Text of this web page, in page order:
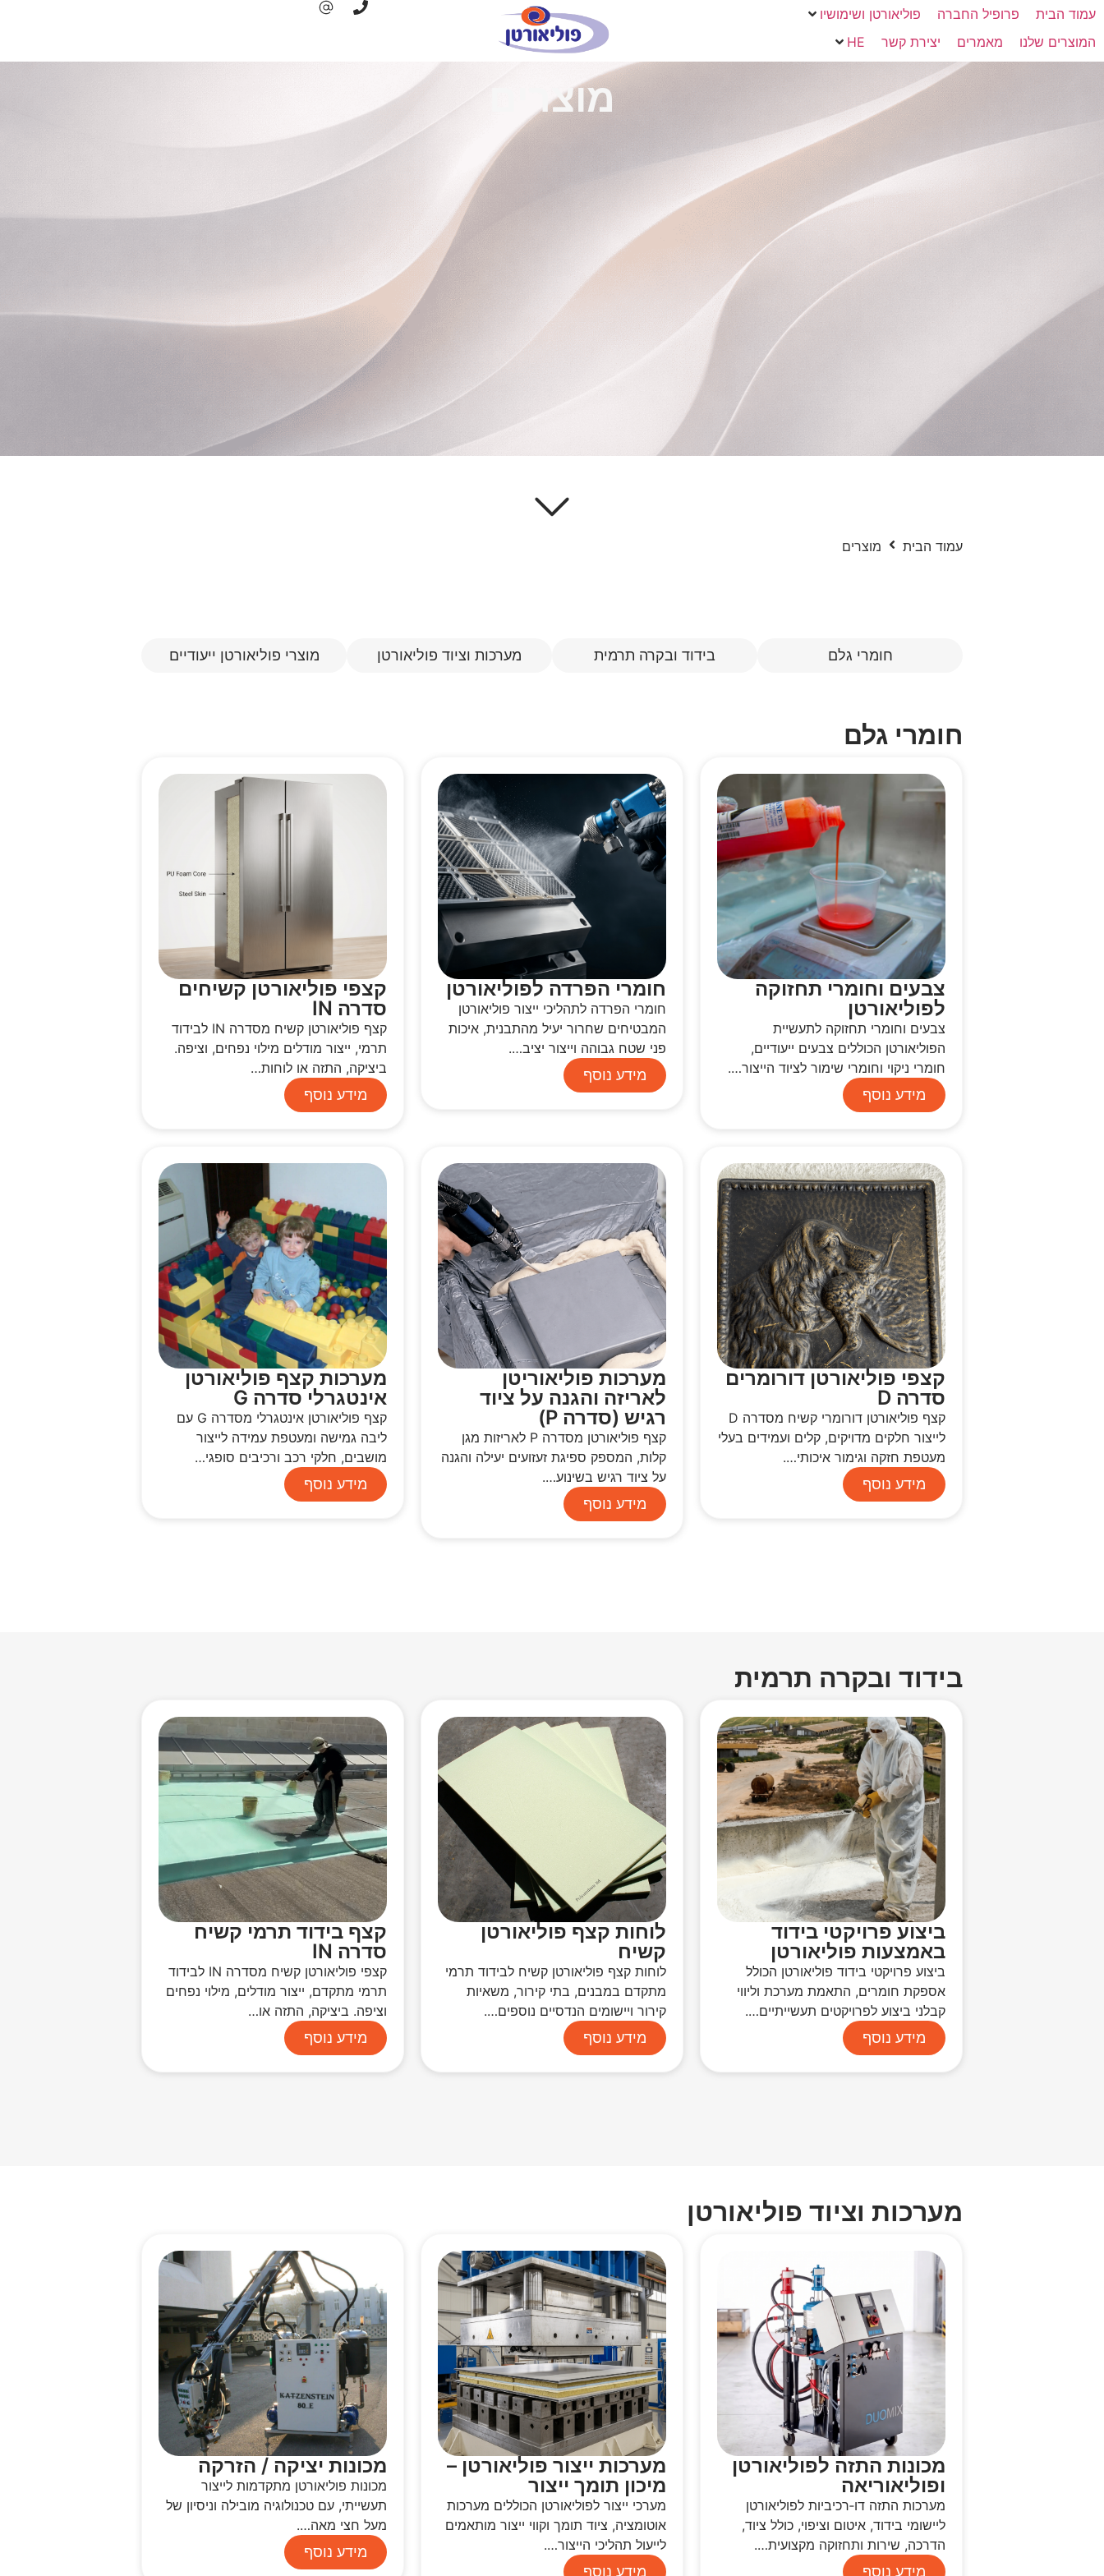
עמוד הבית פרופיל החברה
פוליאורטן ושימושיו
המוצרים שלנו
מאמרים יצירת קשר HE
מוצרים
עמוד הבית מוצרים
חומרי גלם בידוד ובקרה תרמית מערכות וציוד פוליאורטן מוצרי פוליאורטן ייעודיים
חומרי גלם
צבעים וחומרי תחזוקה
לפוליאורטן
צבעים וחומרי תחזוקה לתעשיית
הפוליאורטן הכוללים צבעים ייעודיים,
חומרי ניקוי וחומרי שימור לציוד הייצור….
מידע נוסף
חומרי הפרדה לפוליאורטן
חומרי הפרדה לתהליכי ייצור פוליאורטן
המבטיחים שחרור יעיל מהתבנית, איכות
פני שטח גבוהה וייצור יציב….
מידע נוסף
קצפי פוליאורטן קשיחים
סדרה IN
קצף פוליאורטן קשיח מסדרה IN לבידוד
תרמי, ייצור מודלים מילוי נפחים, וציפה.
ביציקה, התזה או לוחות…
מידע נוסף
קצפי פוליאורטן דורומרים
סדרה D
קצף פוליאורטן דורומרי קשיח מסדרה D
לייצור חלקים מדויקים, קלים ועמידים בעלי
מעטפת חזקה וגימור איכותי….
מידע נוסף
מערכות פוליאוריטן
לאריזה והגנה על ציוד
רגיש (סדרה P)
קצף פוליאורטן מסדרה P לאריזות מגן
קלות, המספק ספיגת זעזועים יעילה והגנה
על ציוד רגיש בשינוע….
מידע נוסף
מערכות קצף פוליאורטן
אינטגרלי סדרה G
קצף פוליאורטן אינטגרלי מסדרה G עם
ליבה גמישה ומעטפת עמידה לייצור
מושבים, חלקי רכב ורכיבים סופגי…
מידע נוסף
בידוד ובקרה תרמית
ביצוע פרויקטי בידוד
באמצעות פוליאורטן
ביצוע פרויקטי בידוד פוליאורטן הכולל
אספקת חומרים, התאמת מערכת וליווי
קבלני ביצוע לפרויקטים תעשייתיים….
מידע נוסף
לוחות קצף פוליאורטן
קשיח
לוחות קצף פוליאורטן קשיח לבידוד תרמי
מתקדם במבנים, בתי קירור, משאיות
קירור ויישומים הנדסיים נוספים….
מידע נוסף
קצף בידוד תרמי קשיח
סדרה IN
קצפי פוליאורטן קשיח מסדרה IN לבידוד
תרמי מתקדם, ייצור מודלים, מילוי נפחים
וציפה. ביציקה, התזה או…
מידע נוסף
מערכות וציוד פוליאורטן
מכונות התזה לפוליאורטן
ופוליאוריאה
מערכות התזה דו‑רכיביות לפוליאורטן
ליישומי בידוד, איטום וציפוי, כולל ציוד,
הדרכה, שירות ותחזוקה מקצועית….
מידע נוסף
מערכות ייצור פוליאורטן –
מיכון תומך ייצור
מערכי ייצור לפוליאורטן הכוללים מערכות
אוטומציה, ציוד תומך וקווי ייצור מותאמים
לייעול תהליכי הייצור….
מידע נוסף
מכונות יציקה / הזרקה
מכונות פוליאורטן מתקדמות לייצור
תעשייתי, עם טכנולוגיה מובילה וניסיון של
מעל חצי מאה….
מידע נוסף